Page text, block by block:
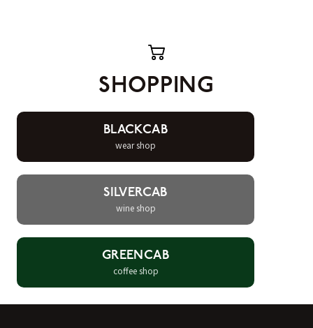
SHOPPING
BLACKCAB
wear shop
SILVERCAB
wine shop
GREENCAB
coffee shop